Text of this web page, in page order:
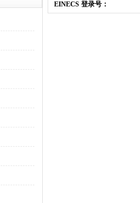
EINECS 登录号：